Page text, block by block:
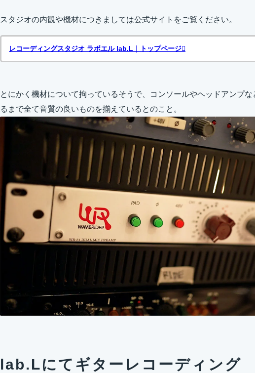
スタジオの内観や機材につきましては公式サイトをご覧ください。
レコーディングスタジオ ラボエル lab.L｜トップページ
とにかく機材について拘っているそうで、コンソールやヘッドアンプ
るまで全て音質の良いものを揃えているとのこと。
lab.Lにてギターレコーディング